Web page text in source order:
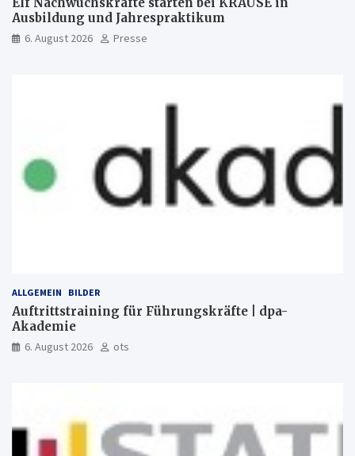
Elf Nachwuchskräfte starten bei KRAUSE in
Ausbildung und Jahrespraktikum
6. August 2026 Presse
ALLGEMEIN BILDER
Auftrittstraining für Führungskräfte | dpa-
Akademie
6. August 2026 ots